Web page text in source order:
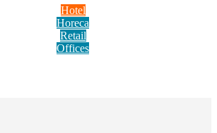
Hotel
Horeca
Retail
Offices